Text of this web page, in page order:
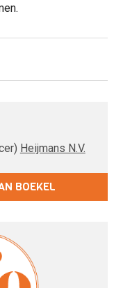
Heijmans N.V.
BOEKEL